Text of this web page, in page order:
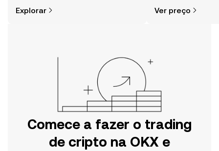
Começa a tua viagem na aplicação
Explorar
e muito mais.
Ver preço
Comece a fazer o trading
de cripto na OKX e